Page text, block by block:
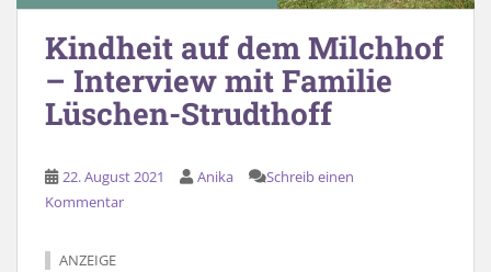
Kindheit auf dem Milchhof
– Interview mit Familie
Lüschen-Strudthoff
22. August 2021 Anika
Schreib einen
Kommentar
ANZEIGE